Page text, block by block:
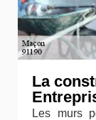
La
Les murs